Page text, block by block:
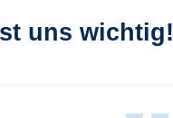
uns wichtig!